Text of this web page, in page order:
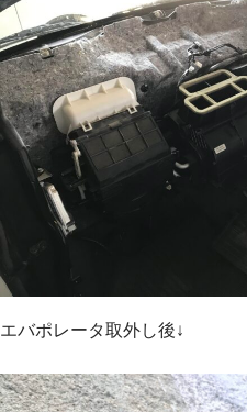
エバポレータ取外し後↓